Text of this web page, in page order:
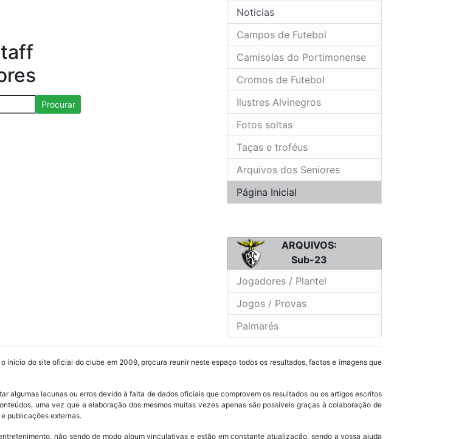
Procurar
Noticias
Campos de Futebol
Camisolas do Portimonense
Cromos de Futebol
Ilustres Alvinegros
Fotos soltas
Taças e troféus
Arquivos dos Seniores
Página Inicial
ARQUIVOS:
Sub-23
Jogadores / Plantel
Jogos / Provas
Palmarés
inicio do site oficial do clube em 2009, procura reunir neste espaço todos os resultados, factos e imagens que
algumas lacunas ou erros devido à falta de dados oficiais que comprovem os resultados ou os artigos escritos
uma vez que a elaboração dos mesmos muitas vezes apenas são possíveis graças à colaboração de
publicações externas.
não sendo de modo algum vinculativas e estão em constante atualização, sendo a vossa ajuda